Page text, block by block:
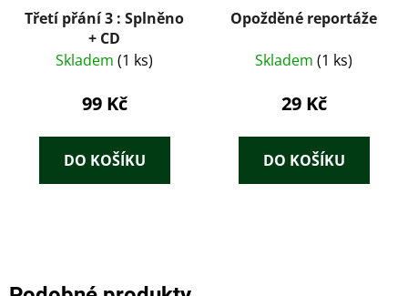
Třetí přání 3 : Splněno
+ CD
Skladem (1 ks)
99 Kč
DO KOŠÍKU
Opožděné reportáže
Skladem (1 ks)
29 Kč
DO KOŠÍKU